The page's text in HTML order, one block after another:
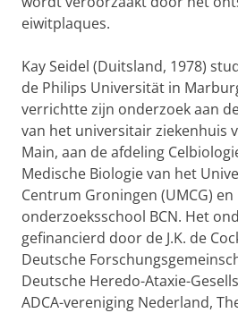
eiwitplaques.
Kay Seidel (Duitsland, 1978)
de Philips Universität in
verrichtte zijn onderzoek aan
van het universitair ziekenhuis
Main, aan de afdeling
Medische Biologie van het
Centrum Groningen (UMCG)
onderzoeksschool BCN. Het
gefinancierd door de J.K. de
Deutsche
Deutsche Heredo-Ataxie-
ADCA-vereniging Nederland,